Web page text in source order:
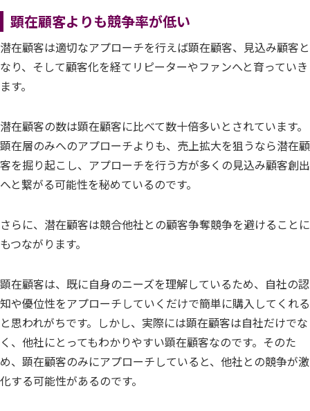
顕在顧客よりも競争率が低い
潜在顧客は適切なアプローチを行えば顕在顧客、見込み顧客と
なり、そして顧客化を経てリピーターやファンへと育っていき
ます。
潜在顧客の数は顕在顧客に比べて数十倍多いとされています。
顕在層のみへのアプローチよりも、売上拡大を狙うなら潜在顧
客を掘り起こし、アプローチを行う方が多くの見込み顧客創出
へと繋がる可能性を秘めているのです。
さらに、潜在顧客は競合他社との顧客争奪競争を避けることに
もつながります。
顕在顧客は、既に自身のニーズを理解しているため、自社の認
知や優位性をアプローチしていくだけで簡単に購入してくれる
と思われがちです。しかし、実際には顕在顧客は自社だけでな
く、他社にとってもわかりやすい顕在顧客なのです。そのた
め、顕在顧客のみにアプローチしていると、他社との競争が激
化する可能性があるのです。